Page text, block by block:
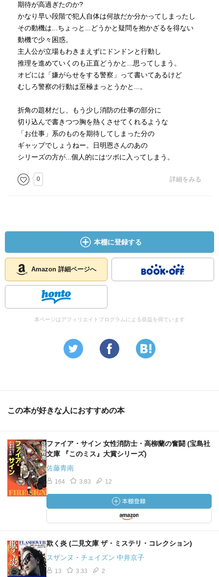
期待が高過ぎたのか?
かなり早い段階で犯人自体は何故だか分かってしまったし
その動機は...ちょっと...どうかと疑問を抱かざるを得ない
動機で少々困惑。
主人公が立場もわきまえずにドンドンと行動し
推理を進めていくのも正直どうかと...思ってしまう。
オビには「嫌がらせをする警察」って書いてあるけど
むしろ警察の行動は至極まっとうかと...。
折角の題材だし、もう少し消防の仕事の部分に
切り込んで書きつつ胸を熱くさせてくれるような
「お仕事」系のものを期待してしまった分の
ギャップでしょうねー。日明恩さんのあの
シリーズの方が...個人的にはツボに入ってしまう。
0 詳細をみる
本棚に登録する
Amazon 詳細ページへ
本ページはアフィリエイトプログラムによる収益を得ています
この本が好きな人におすすめの本
ファイア・サイン 女性消防士・高柳蘭の奮闘 (宝島社
文庫 『このミス』大賞シリーズ)
佐藤青南
164 3.83 12
欺く炎 (二見文庫 ザ・ミステリ・コレクション)
スザンヌ・チェイズン 中井京子
13 3.33 2